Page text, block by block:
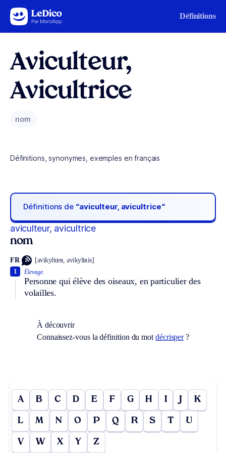
Aller au contenu Définitions
Aviculteur,
Avicultrice
nom
Définitions, synonymes, exemples en français
Définitions de “aviculteur, avicultrice“
aviculteur, avicultrice
nom
FR [avikyltœʀ, avikyltʀis]
Élevage.
Personne qui élève des oiseaux, en particulier des
volailles.
1
À découvrir
Connaissez-vous la définition du mot décrisper?
A B C D E F G H I J K
L M N O P Q R S T U
V W X Y Z